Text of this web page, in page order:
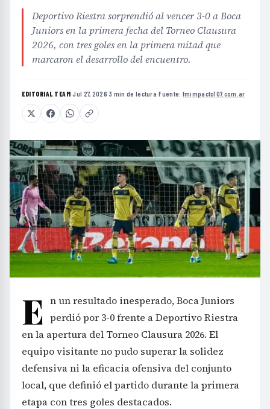
Deportivo Riestra sorprendió al vencer 3-0 a Boca
Juniors en la primera fecha del Torneo Clausura
2026, con tres goles en la primera mitad que
marcaron el desarrollo del encuentro.
EDITORIAL TEAM·Jul 27, 2026·3 min de lectura·Fuente: fmimpacto107.com.ar
E n un resultado inesperado, Boca Juniors
perdió por 3-0 frente a Deportivo Riestra
en la apertura del Torneo Clausura 2026. El
equipo visitante no pudo superar la solidez
defensiva ni la eficacia ofensiva del conjunto
local, que definió el partido durante la primera
etapa con tres goles destacados.